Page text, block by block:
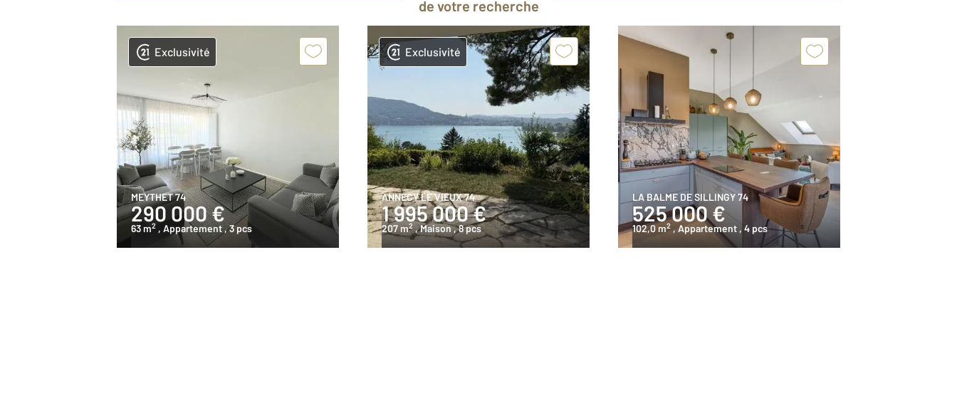
de votre recherche
Exclusivité
MEYTHET 74
290 000 €
63 m2 , Appartement, 3 pcs
Exclusivité
ANNECY LE VIEUX 74
1 995 000 €
207 m2 , Maison, 8 pcs
LA BALME DE SILLINGY 74
525 000 €
102,0 m2 , Appartement , 4 pcs